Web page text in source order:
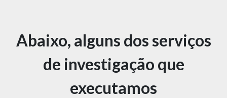
Abaixo, alguns dos serviços
de investigação que
executamos